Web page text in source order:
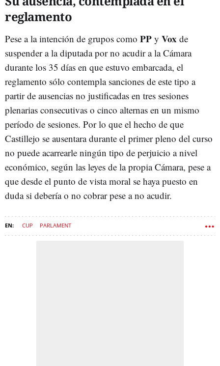
reglamento
Pese a la intención de grupos como PP y Vox de
suspender a la diputada por no acudir a la Cámara
durante los 35 días en que estuvo embarcada, el
reglamento sólo contempla sanciones de este tipo a
partir de ausencias no justificadas en tres sesiones
plenarias consecutivas o cinco alternas en un mismo
período de sesiones. Por lo que el hecho de que
Castillejo se ausentara durante el primer pleno del curso
no puede acarrearle ningún tipo de perjuicio a nivel
económico, según las leyes de la propia Cámara, pese a
que desde el punto de vista moral se haya puesto en
duda si debería o no cobrar pese a no acudir.
CUP PARLAMENT